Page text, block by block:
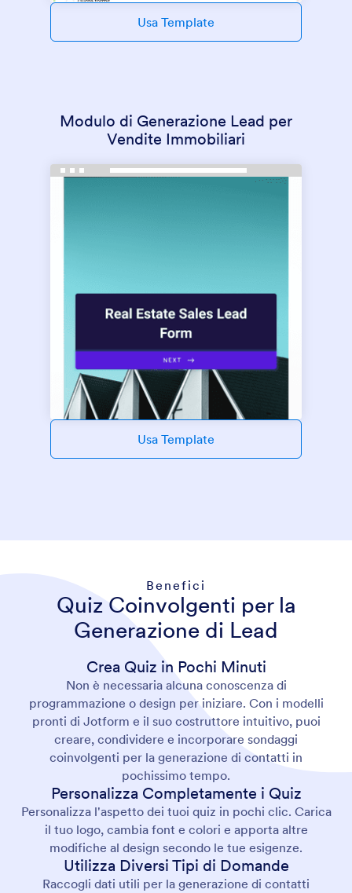
Usa Template
Modulo di Generazione Lead per
Vendite Immobiliari
Usa Template
Benefici
Quiz Coinvolgenti per la
Generazione di Lead
Crea Quiz in Pochi Minuti
Non è necessaria alcuna conoscenza di
programmazione o design per iniziare. Con i modelli
pronti di Jotform e il suo costruttore intuitivo, puoi
creare, condividere e incorporare sondaggi
coinvolgenti per la generazione di contatti in
pochissimo tempo.
Personalizza Completamente i Quiz
Personalizza l'aspetto dei tuoi quiz in pochi clic. Carica
il tuo logo, cambia font e colori e apporta altre
modifiche al design secondo le tue esigenze.
Utilizza Diversi Tipi di Domande
Raccogli dati utili per la generazione di contatti